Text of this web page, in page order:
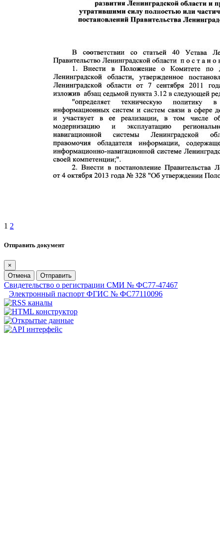
1 2
Отправить документ
×
Отмена
Отправить
Свидетельство о регистрации СМИ № ФС77-47467
Электронный паспорт ФГИС № ФС77110096